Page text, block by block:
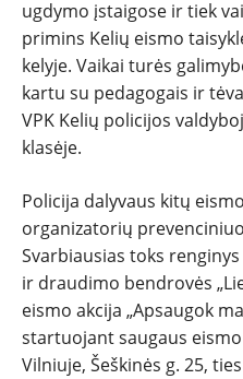
ugdymo įstaigose ir tiek
primins Kelių eismo
kelyje. Vaikai turės
kartu su pedagogais ir
VPK Kelių policijos
klasėje.
Policija dalyvaus kitų
organizatorių
Svarbiausias toks
ir draudimo bendrovės
eismo akcija „Apsaugok
startuojant saugaus eismo
Vilniuje, Šeškinės g. 25,